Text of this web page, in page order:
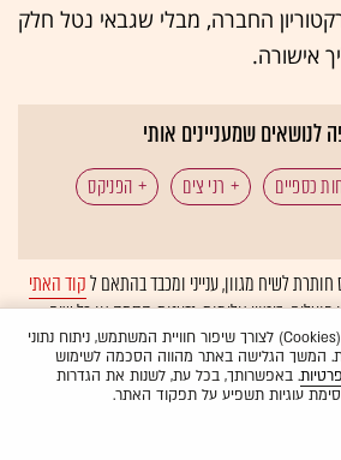
החברה, מבלי שגבאי נטל חלק
אישורה.
לנושאים שמעניינים אותי
כספיים רני צים הפניקס
לשיח מגוון, ענייני ומכבד בהתאם לקוד האתי
פועלים. ביטויי אלימות, גזענות, הסתה או כל שיח
אוטומטיתולא יפורסמו באתר.
האתר עושה שימוש בעוגיות (Cookies) לצורך שיפור חוויית המשתמש, ניתוח נתוני
המשך הגלישה באתר מהווה הסכמה לשימוש
. באפשרותך, בכל עת, לשנות את הגדרות
עוגיות תשפיע על תפקוד האתר.